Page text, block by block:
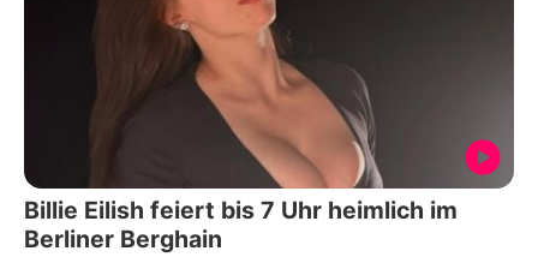
Billie Eilish feiert bis 7 Uhr heimlich im
Berliner Berghain